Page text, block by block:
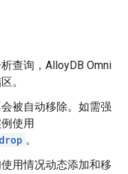
查询，AlloyDB Omni
。
被自动移除。如需强
使用
。
用情况动态添加和移